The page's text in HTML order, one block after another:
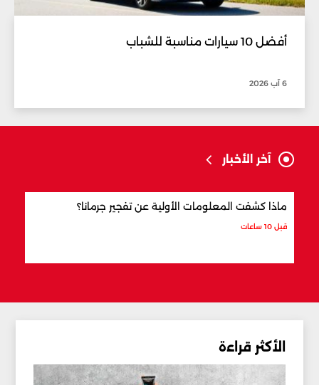
أفضل 10 سيارات مناسبة للشباب
6 آب 2026
آخر الأخبار
ماذا كشفت المعلومات الأولية عن تفجير جرمانا؟
قبل 10 ساعات
الأكثر قراءة